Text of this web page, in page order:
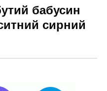
бабусин
сирний